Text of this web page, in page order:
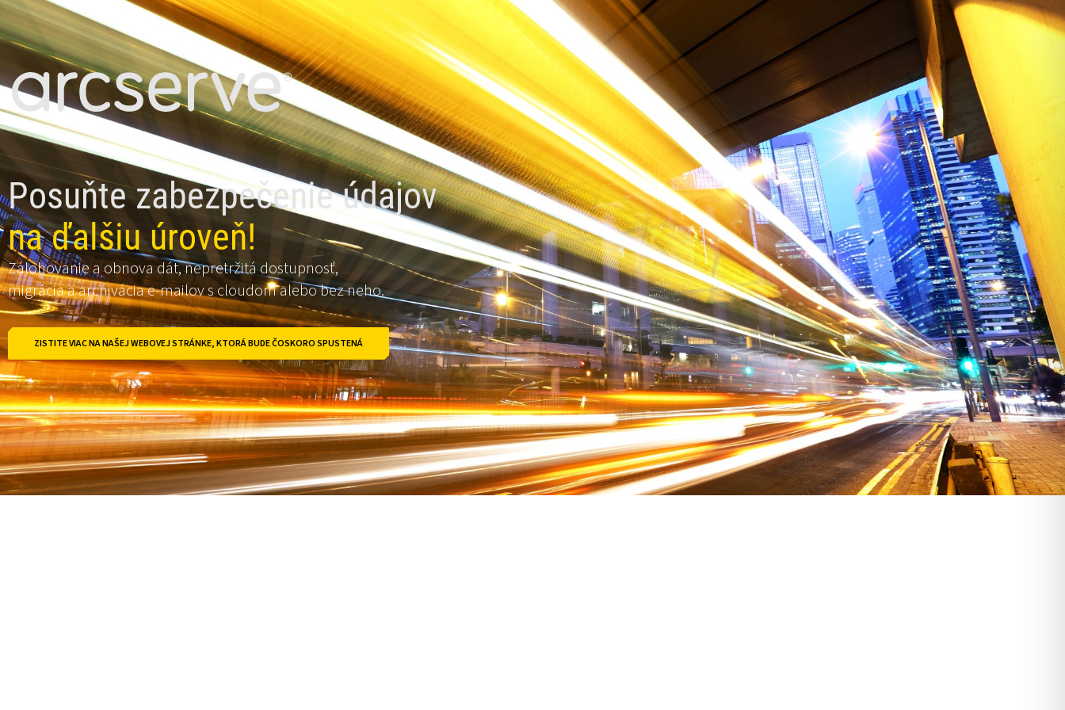
Posuňte zabezpečenie údajov
na ďalšiu úroveň!
Zálohovanie a obnova dát, nepretržitá dostupnosť,
migrácia a archivácia e-mailov s cloudom alebo bez neho.
ZISTITE VIAC NA NAŠEJ WEBOVEJ STRÁNKE, KTORÁ BUDE ČOSKORO SPUSTENÁ